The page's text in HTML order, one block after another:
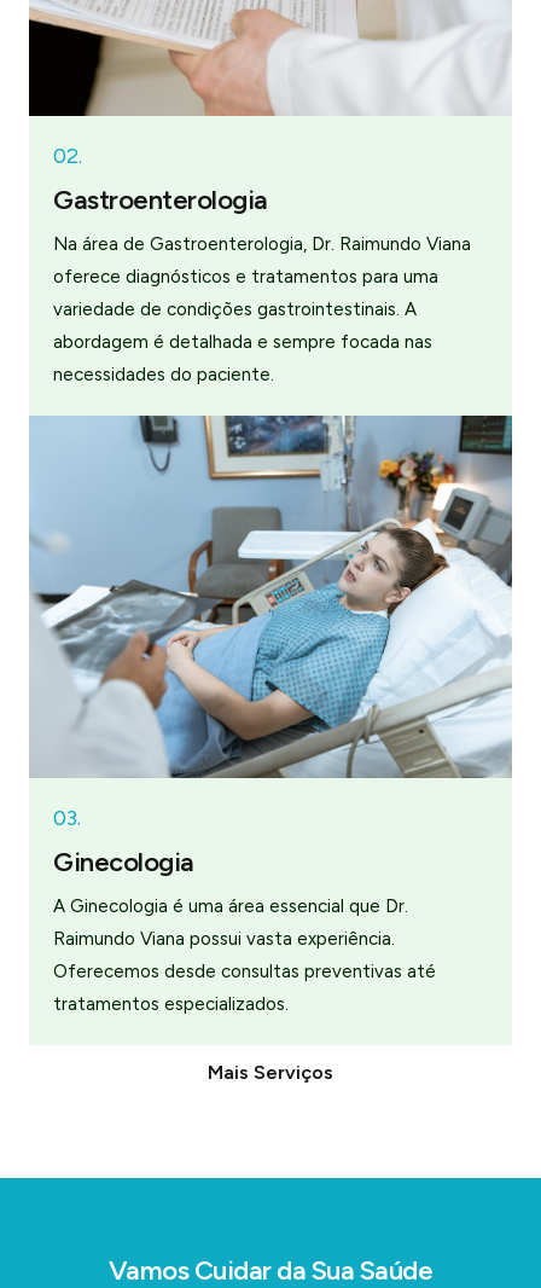
02.
Gastroenterologia
Na área de Gastroenterologia, Dr. Raimundo Viana
oferece diagnósticos e tratamentos para uma
variedade de condições gastrointestinais. A
abordagem é detalhada e sempre focada nas
necessidades do paciente.
03.
Ginecologia
A Ginecologia é uma área essencial que Dr.
Raimundo Viana possui vasta experiência.
Oferecemos desde consultas preventivas até
tratamentos especializados.
Mais Serviços
Vamos Cuidar da Sua Saúde